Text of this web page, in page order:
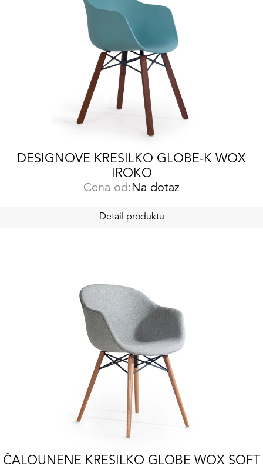
DESIGNOVÉ KŘESÍLKO GLOBE-K WOX
IROKO
Cena od: Na dotaz
Detail produktu
ČALOUNĚNÉ KŘESÍLKO GLOBE WOX SOFT